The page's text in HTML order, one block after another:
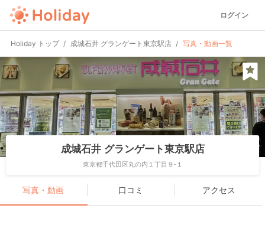
ログイン
Holiday トップ 成城石井 グランゲート東京駅店 写真・動画一覧
成城石井 グランゲート東京駅店
東京都千代田区丸の内１丁目９-１
写真・動画 口コミ アクセス